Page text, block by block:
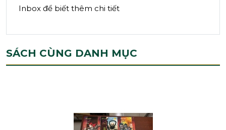
Inbox để biết thêm chi tiết
SÁCH CÙNG DANH MỤC